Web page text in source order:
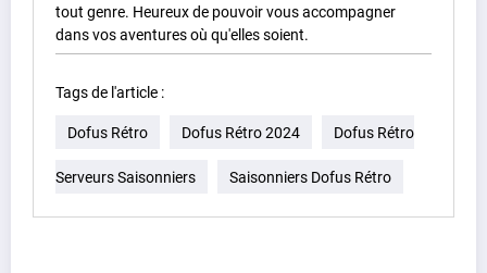
tout genre. Heureux de pouvoir vous accompagner
dans vos aventures où qu'elles soient.
Tags de l'article :
Dofus Rétro Dofus Rétro 2024 Dofus Rétro
Serveurs Saisonniers Saisonniers Dofus Rétro